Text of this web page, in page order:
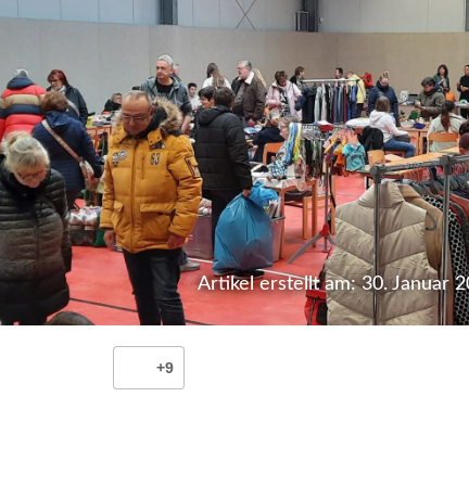
Artikel erstellt am: 30. Januar
+9